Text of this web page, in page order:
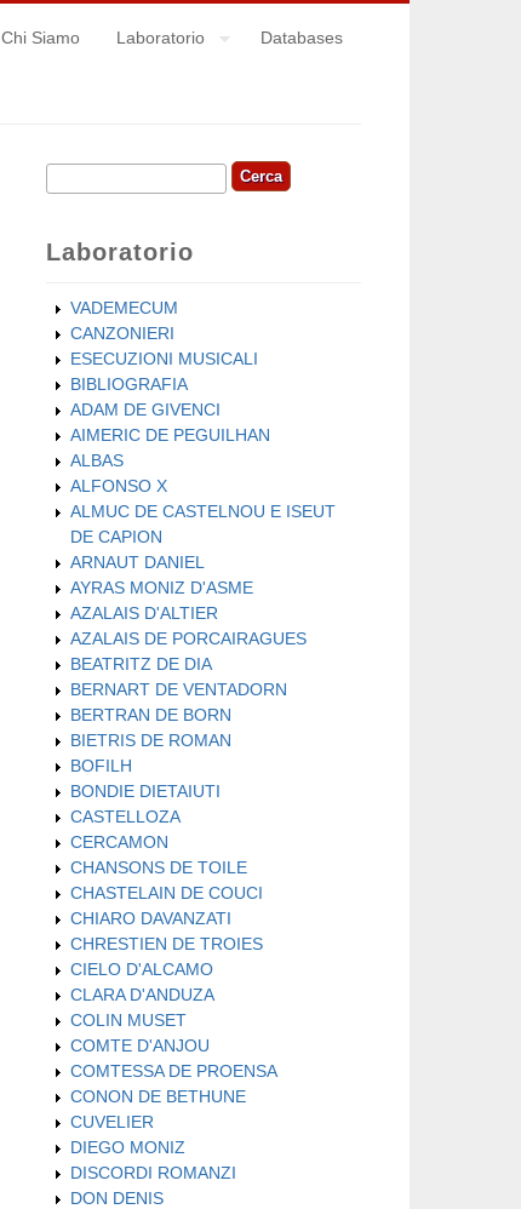
Chi Siamo Laboratorio Databases
Form di ricerca
Cerca
Laboratorio
VADEMECUM
CANZONIERI
ESECUZIONI MUSICALI
BIBLIOGRAFIA
ADAM DE GIVENCI
AIMERIC DE PEGUILHAN
ALBAS
ALFONSO X
ALMUC DE CASTELNOU E ISEUT
DE CAPION
ARNAUT DANIEL
AYRAS MONIZ D'ASME
AZALAIS D'ALTIER
AZALAIS DE PORCAIRAGUES
BEATRITZ DE DIA
BERNART DE VENTADORN
BERTRAN DE BORN
BIETRIS DE ROMAN
BOFILH
BONDIE DIETAIUTI
CASTELLOZA
CERCAMON
CHANSONS DE TOILE
CHASTELAIN DE COUCI
CHIARO DAVANZATI
CHRESTIEN DE TROIES
CIELO D'ALCAMO
CLARA D'ANDUZA
COLIN MUSET
COMTE D'ANJOU
COMTESSA DE PROENSA
CONON DE BETHUNE
CUVELIER
DIEGO MONIZ
DISCORDI ROMANZI
DON DENIS